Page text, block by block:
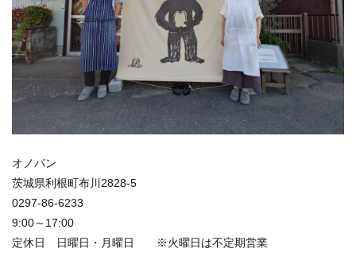
オノパン
茨城県利根町布川2828-5
0297-86-6233
9:00～17:00
定休日 日曜日・月曜日 ※火曜日は不定期営業